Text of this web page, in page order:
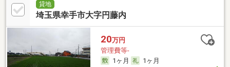
貸地
埼玉県幸手市大字円藤内
20万円
管理費等-
1ヶ月
1ヶ月